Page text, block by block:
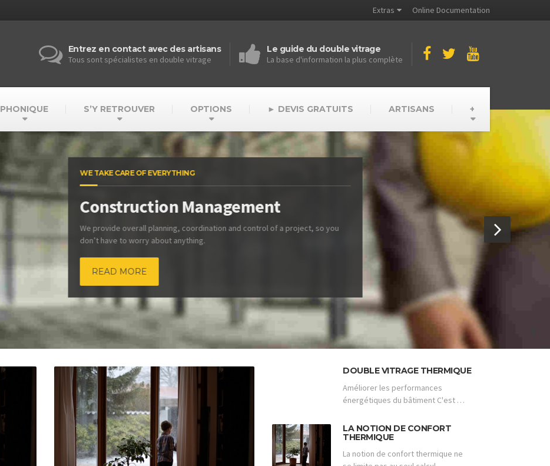
Extras Online Documentation
Entrez en contact avec des artisans
Tous sont spécialistes en double vitrage
Le guide du double vitrage
La base d'information la plus complète
PHONIQUE S’Y RETROUVER OPTIONS ► DEVIS GRATUITS ARTISANS +
WE TAKE CARE OF EVERYTHING
Construction Management
We provide overall planning, coordination and control of a project, so you
don’t have to worry about anything.
DOUBLE VITRAGE THERMIQUE
Améliorer les performances
énergétiques du bâtiment C'est …
LA NOTION DE CONFORT
THERMIQUE
La notion de confort thermique ne